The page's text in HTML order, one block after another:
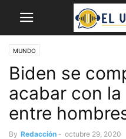
MUNDO
Biden se
acabar con
entre
By Redacción - octubre 29, 2020